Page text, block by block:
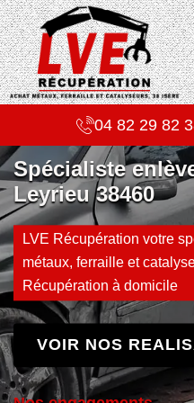
04 82 29 82
Spécialiste
Leyrieu 38460
LVE Récupération votre
métaux, ferraille et
Récupération à domicile
VOIR NOS